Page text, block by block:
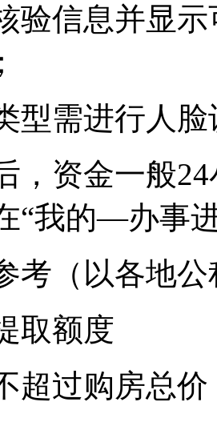
验信息并显
型需进行人
，资金一般
“我的—办事
考（以各地
取额度
超过购房总